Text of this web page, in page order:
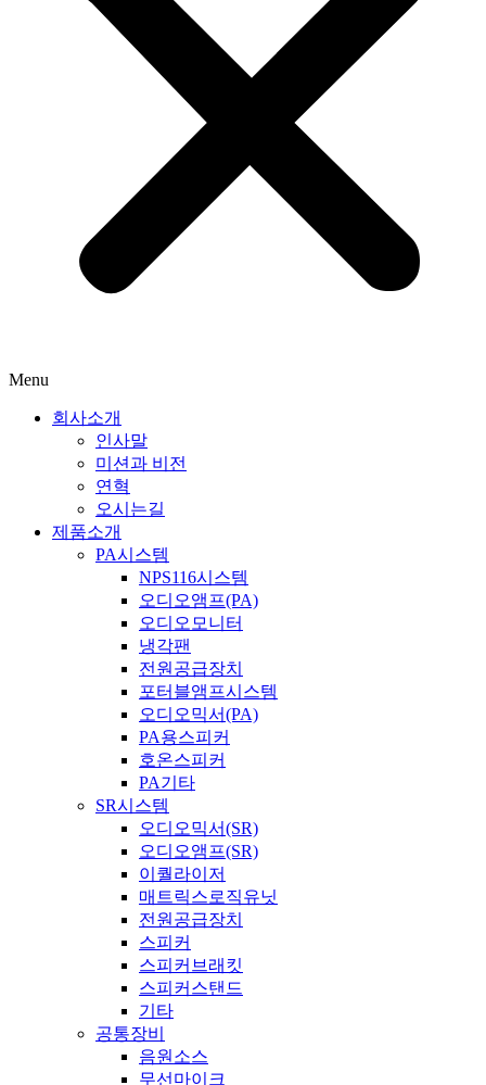
Menu
회사소개
인사말
미션과 비전
연혁
오시는길
제품소개
PA시스템
NPS116시스템
오디오앰프(PA)
오디오모니터
냉각팬
전원공급장치
포터블앰프시스템
오디오믹서(PA)
PA용스피커
호온스피커
PA기타
SR시스템
오디오믹서(SR)
오디오앰프(SR)
이퀄라이저
매트릭스로직유닛
전원공급장치
스피커
스피커브래킷
스피커스탠드
기타
공통장비
음원소스
무선마이크